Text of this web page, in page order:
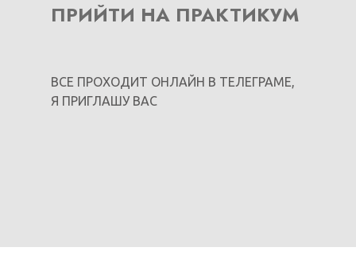
ПРИЙТИ НА ПРАКТИКУМ
ВСЕ ПРОХОДИТ ОНЛАЙН В ТЕЛЕГРАМЕ,
Я ПРИГЛАШУ ВАС